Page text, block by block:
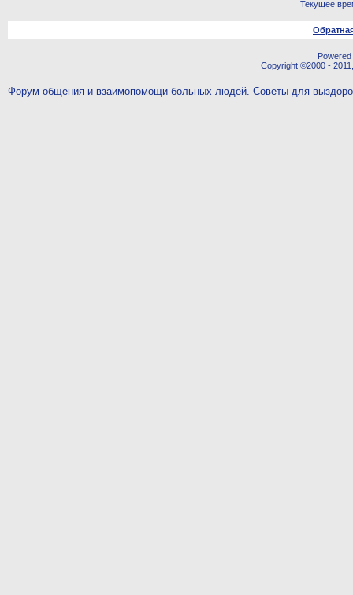
Текущее
Copyright ©2000 -
Форум общения и взаимопомощи больных людей. Советы для